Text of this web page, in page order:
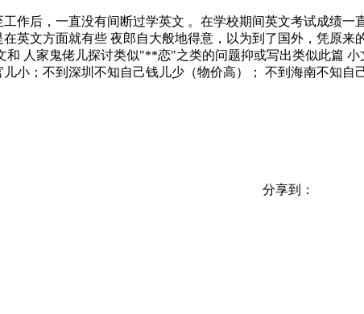
后，一直没有间断过学英文 。在学校期间英文考试成绩一
英文方面就有些 夜郎自大般地得意，以为到了国外，凭原
和 人家鬼佬儿探讨类似"**恋"之类的问题抑或写出类似此篇
小；不到深圳不知自己钱儿少（物价高）； 不到海南不知自
分享到：